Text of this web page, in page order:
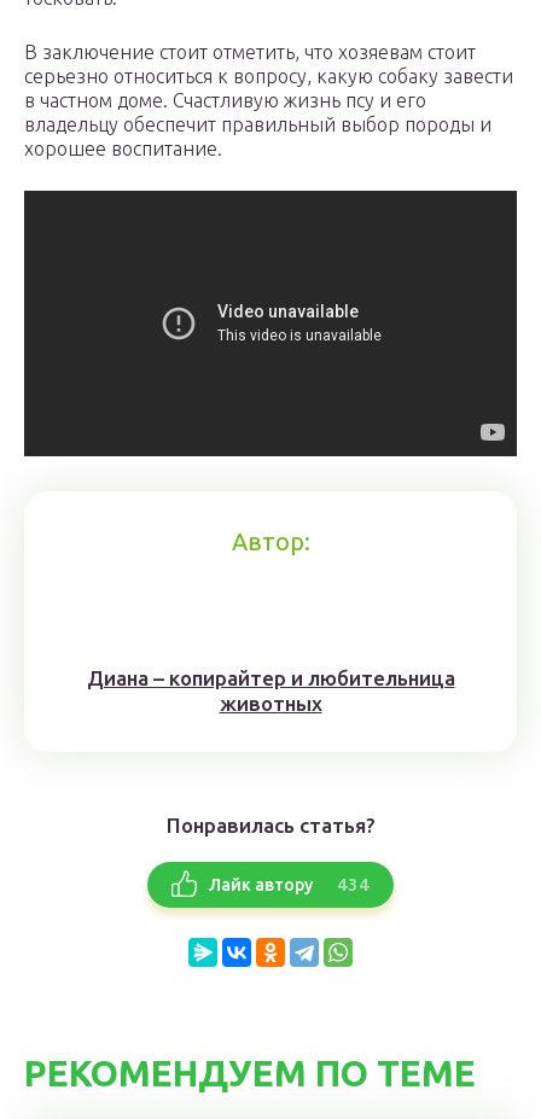
В заключение стоит отметить, что хозяевам стоит
серьезно относиться к вопросу, какую собаку завести
в частном доме. Счастливую жизнь псу и его
владельцу обеспечит правильный выбор породы и
хорошее воспитание.
Автор:
Диана – копирайтер и любительница
животных
Понравилась статья?
Лайк автору 434
РЕКОМЕНДУЕМ ПО ТЕМЕ